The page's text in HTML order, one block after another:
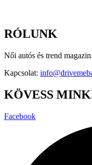
RÓLUNK
Női autós és trend
Kapcsolat:
KÖVESS
Facebook